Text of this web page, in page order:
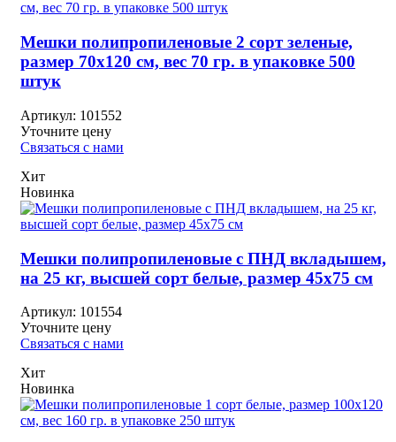
Мешки полипропиленовые 2 сорт зеленые,
размер 70х120 см, вес 70 гр. в упаковке 500
штук
Артикул: 101552
Уточните цену
Связаться с нами
Хит
Новинка
Мешки полипропиленовые с ПНД вкладышем,
на 25 кг, высшей сорт белые, размер 45х75 см
Артикул: 101554
Уточните цену
Связаться с нами
Хит
Новинка